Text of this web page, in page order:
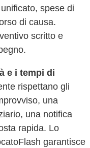
spese di
di causa.
scritto e
e i tempi di
rispettano gli
una
una notifica
rapida. Lo
garantisce